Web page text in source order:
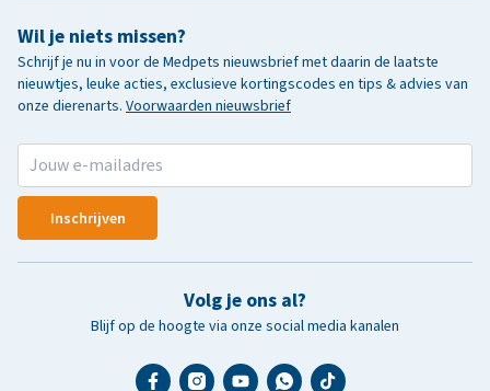
Wil je niets missen?
Schrijf je nu in voor de Medpets nieuwsbrief met daarin de laatste
nieuwtjes, leuke acties, exclusieve kortingscodes en tips & advies van
onze dierenarts. Voorwaarden nieuwsbrief
Inschrijven
Volg je ons al?
Blijf op de hoogte via onze social media kanalen